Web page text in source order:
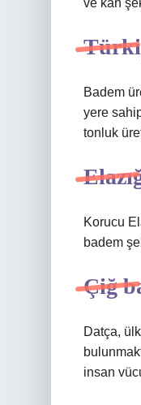
ve kan
Badem
yere
tonluk
Korucu
badem
Çiğ
Datça,
insan